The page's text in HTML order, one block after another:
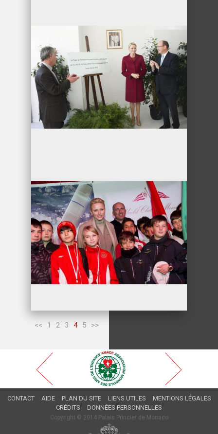
<< 1 2 3 4 5 >>
CONTACT AIDE PLAN DU SITE LIENS UTILES
MENTIONS LÉGALES
CRÉDITS
DONNÉES PERSONNELLES
Copyright © 2014 Palais Princier de Monaco